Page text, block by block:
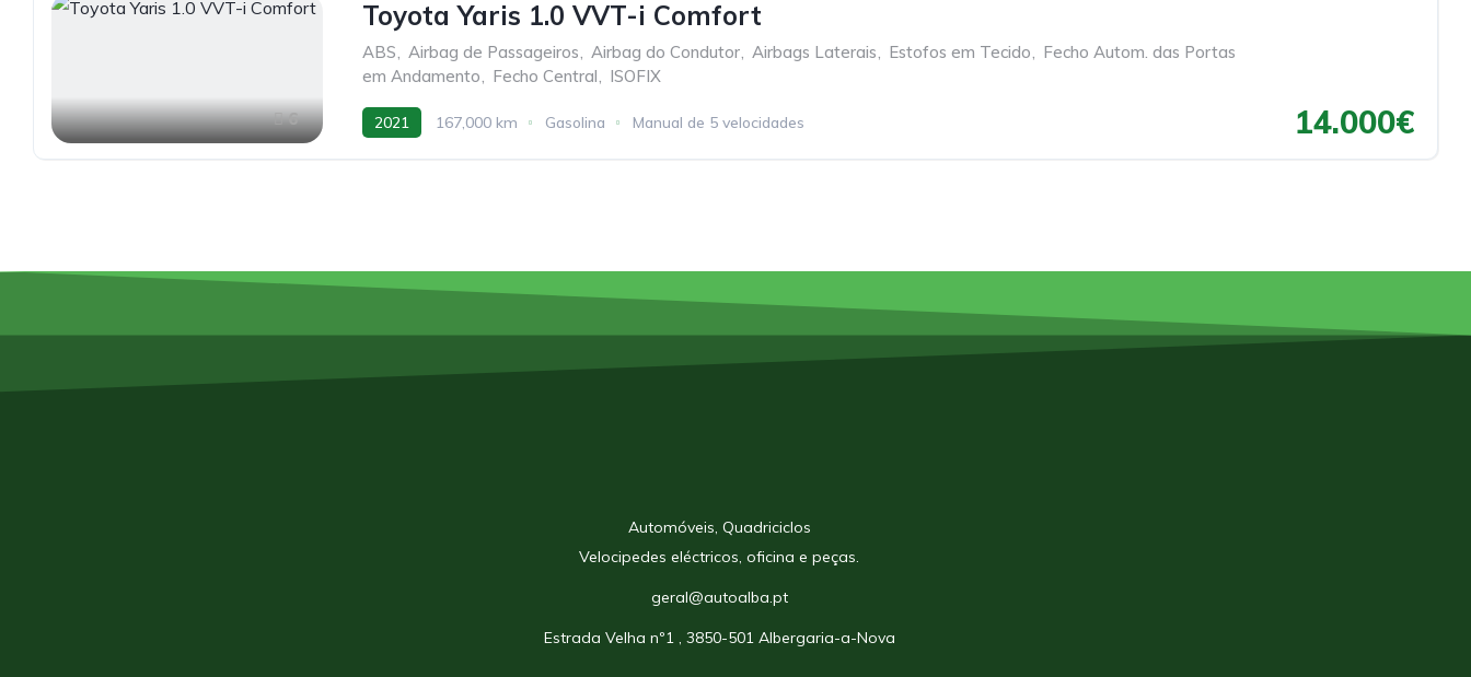
6
Toyota Yaris 1.0 VVT-i Comfort
ABS, Airbag de Passageiros, Airbag do Condutor, Airbags Laterais, Estofos em Tecido, Fecho Autom. das Portas
em Andamento, Fecho Central, ISOFIX
2021 167,000 km Gasolina Manual de 5 velocidades 14.000€
Automóveis, Quadriciclos
Velocipedes eléctricos, oficina e peças.
geral@autoalba.pt
Estrada Velha nº1 , 3850-501 Albergaria-a-Nova